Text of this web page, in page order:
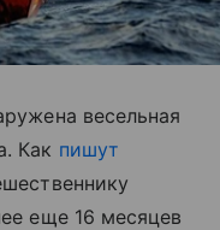
весельная
Как пишут
еще 16 месяцев